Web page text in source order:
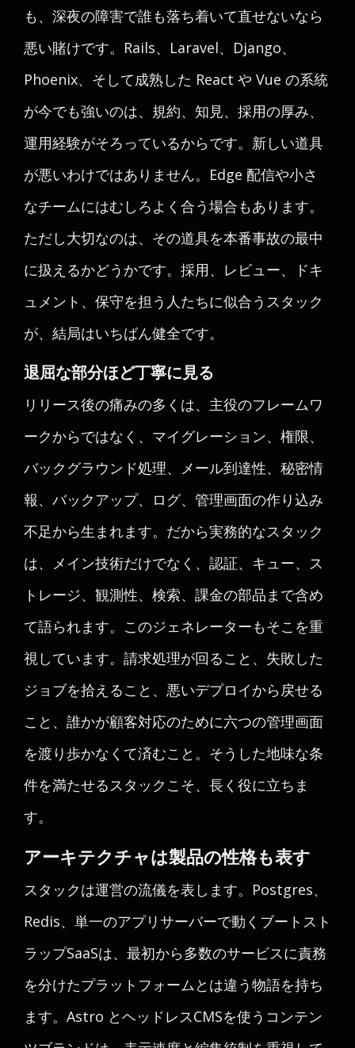
も、深夜の障害で誰も落ち着いて直せないなら
悪い賭けです。Rails、Laravel、Django、
Phoenix、そして成熟した React や Vue の系統
が今でも強いのは、規約、知見、採用の厚み、
運用経験がそろっているからです。新しい道具
が悪いわけではありません。Edge 配信や小さ
なチームにはむしろよく合う場合もあります。
ただし大切なのは、その道具を本番事故の最中
に扱えるかどうかです。採用、レビュー、ドキ
ュメント、保守を担う人たちに似合うスタック
が、結局はいちばん健全です。
退屈な部分ほど丁寧に見る
リリース後の痛みの多くは、主役のフレームワ
ークからではなく、マイグレーション、権限、
バックグラウンド処理、メール到達性、秘密情
報、バックアップ、ログ、管理画面の作り込み
不足から生まれます。だから実務的なスタック
は、メイン技術だけでなく、認証、キュー、ス
トレージ、観測性、検索、課金の部品まで含め
て語られます。このジェネレーターもそこを重
視しています。請求処理が回ること、失敗した
ジョブを拾えること、悪いデプロイから戻せる
こと、誰かが顧客対応のために六つの管理画面
を渡り歩かなくて済むこと。そうした地味な条
件を満たせるスタックこそ、長く役に立ちま
す。
アーキテクチャは製品の性格も表す
スタックは運営の流儀を表します。Postgres、
Redis、単一のアプリサーバーで動くブートスト
ラップSaaSは、最初から多数のサービスに責務
を分けたプラットフォームとは違う物語を持ち
ます。Astro とヘッドレスCMSを使うコンテン